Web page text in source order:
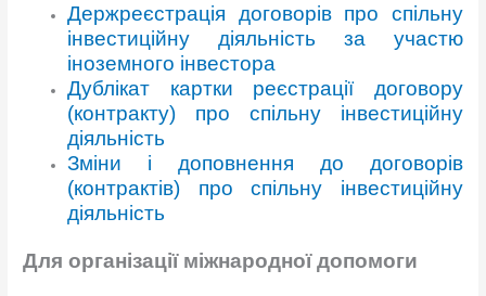
Держреєстрація договорів про спільну
інвестиційну діяльність за участю
іноземного інвестора
Дублікат картки реєстрації договору
(контракту) про спільну інвестиційну
діяльність
Зміни і доповнення до договорів
(контрактів) про спільну інвестиційну
діяльність
Для організації міжнародної допомоги